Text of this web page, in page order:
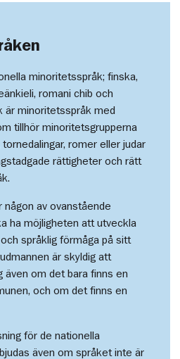
minoritetsspråk; finska,
romani chib och
är minoritetsspråk med
tillhör minoritetsgrupperna
romer eller judar
rättigheter och rätt
av ovanstående
ha möjligheten att utveckla
språklig förmåga på sitt
är skyldig att
även om det bara finns en
och om det finns en
för de nationella
även om språket inte är